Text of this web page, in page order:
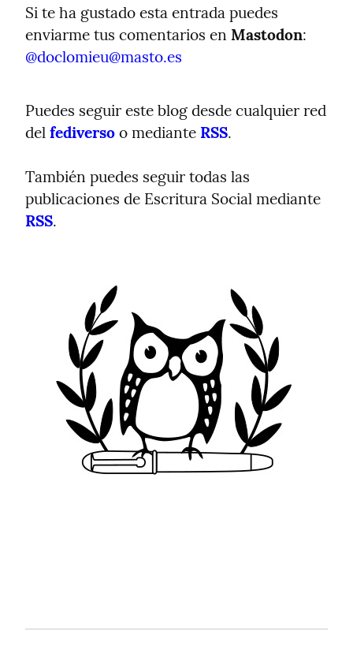
Si te ha gustado esta entrada puedes
enviarme tus comentarios en Mastodon
@doclomieu@masto.es
Puedes seguir este blog desde cualquier red
del fediverso o mediante RSS.
También puedes seguir todas las
RSS.